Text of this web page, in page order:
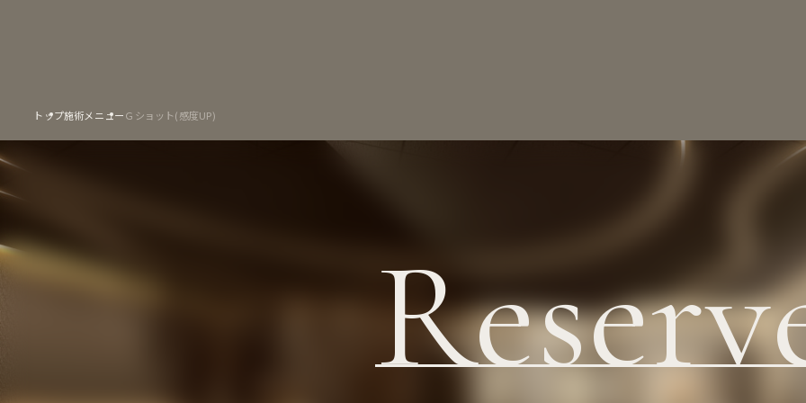
トップ施術メニューＧショット(感度UP)